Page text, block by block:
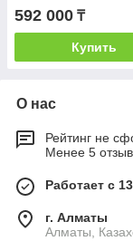
592 000 ₸
Купить
О нас
Рейтинг не
Менее 5
Работает с
г. Алматы
Алматы,